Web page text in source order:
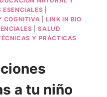
ESENCIALES
COGNITIVA |LINK IN BIO
|SALUD
Y PRÁCTICAS
a tu niño